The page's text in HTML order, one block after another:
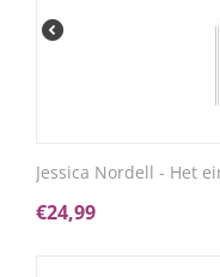
Jessica Nordell - Het
€24,99